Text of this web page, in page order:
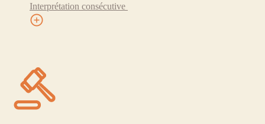
Interprétation consécutive